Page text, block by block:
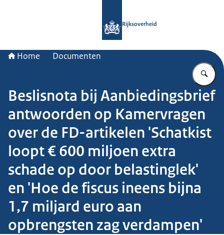
Rijksoverheid
Home Documenten
Beslisnota bij Aanbiedingsbrief
antwoorden op Kamervragen
over de FD-artikelen 'Schatkist
loopt € 600 miljoen extra
schade op door belastinglek'
en 'Hoe de fiscus ineens bijna
1,7 miljard euro aan
opbrengsten zag verdampen'